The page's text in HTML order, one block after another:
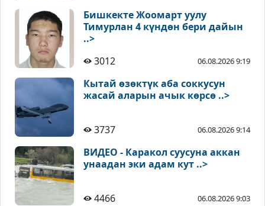
Бишкекте Жоомарт уулу
Тимурлан 4 күндөн бери дайын
..>
3012
06.08.2026 9:19
Кытай өзөктүк аба соккусун
жасай аларын ачык көрсө ..>
3737 06.08.2026 9:14
ВИДЕО - Каракол суусуна аккан
унаадан эки адам кут ..>
4466 06.08.2026 9:03